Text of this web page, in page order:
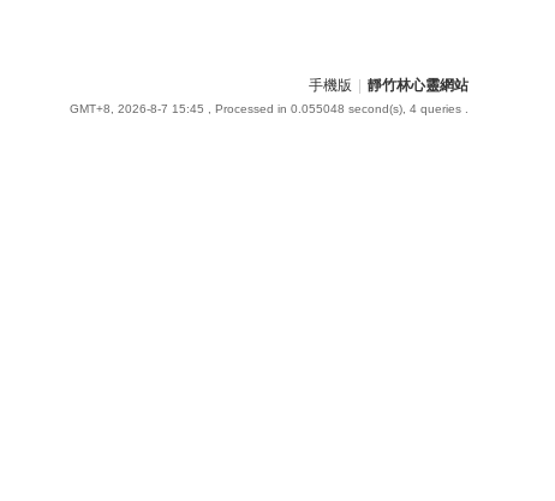
手機版 靜竹林心靈網站
GMT+8, 2026-8-7 15:45 , Processed in 0.055048 second(s), 4 queries .